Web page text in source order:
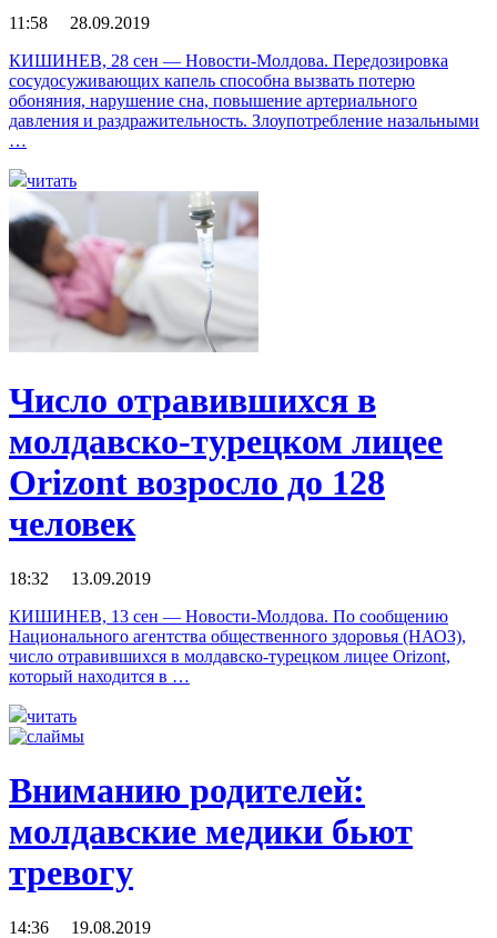
11:58 28.09.2019
КИШИНЕВ, 28 сен — Новости-Молдова. Передозировка
сосудосуживающих капель способна вызвать потерю
обоняния, нарушение сна, повышение артериального
давления и раздражительность. Злоупотребление назальными
…
читать
Число отравившихся в
молдавско-турецком лицее
Orizont возросло до 128
человек
18:32 13.09.2019
КИШИНЕВ, 13 сен — Новости-Молдова. По сообщению
Национального агентства общественного здоровья (НАОЗ),
число отравившихся в молдавско-турецком лицее Orizont,
который находится в …
читать
Вниманию родителей:
молдавские медики бьют
тревогу
14:36 19.08.2019